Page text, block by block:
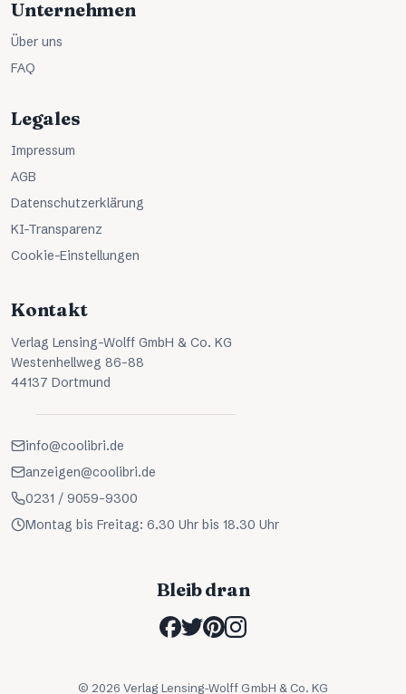
Unternehmen
Über uns
FAQ
Legales
Impressum
AGB
Datenschutzerklärung
KI-Transparenz
Cookie-Einstellungen
Kontakt
Verlag Lensing-Wolff GmbH & Co. KG
Westenhellweg 86-88
44137 Dortmund
info@coolibri.de
anzeigen@coolibri.de
0231 / 9059-9300
Montag bis Freitag: 6.30 Uhr bis 18.30 Uhr
Bleib dran
© 2026 Verlag Lensing-Wolff GmbH & Co. KG